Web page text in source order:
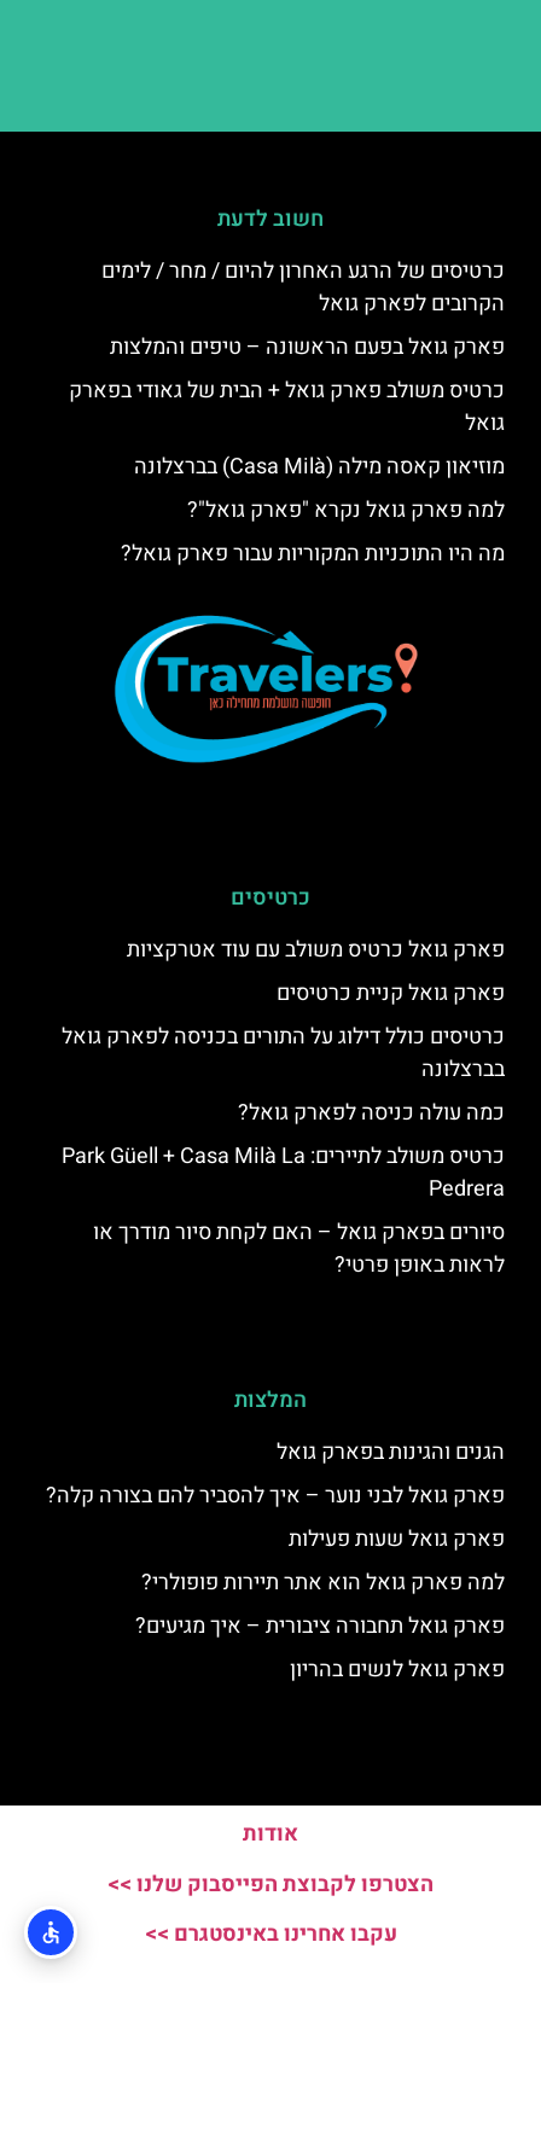
חשוב לדעת
כרטיסים של הרגע האחרון להיום / מחר / לימים
הקרובים לפארק גואל
פארק גואל בפעם הראשונה – טיפים והמלצות
כרטיס משולב פארק גואל + הבית של גאודי בפארק
גואל
מוזיאון קאסה מילה (Casa Milà) בברצלונה
למה פארק גואל נקרא "פארק גואל"?
מה היו התוכניות המקוריות עבור פארק גואל?
כרטיסים
פארק גואל כרטיס משולב עם עוד אטרקציות
פארק גואל קניית כרטיסים
כרטיסים כולל דילוג על התורים בכניסה לפארק גואל
בברצלונה
כמה עולה כניסה לפארק גואל?
כרטיס משולב לתיירים: Park Güell + Casa Milà La
Pedrera
סיורים בפארק גואל – האם לקחת סיור מודרך או
לראות באופן פרטי?
המלצות
הגנים והגינות בפארק גואל
פארק גואל לבני נוער – איך להסביר להם בצורה קלה?
פארק גואל שעות פעילות
למה פארק גואל הוא אתר תיירות פופולרי?
פארק גואל תחבורה ציבורית – איך מגיעים?
פארק גואל לנשים בהריון
אודות
הצטרפו לקבוצת הפייסבוק שלנו >>
עקבו אחרינו באינסטגרם >>